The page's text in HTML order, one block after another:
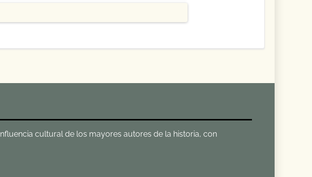
cultural de los mayores autores de la historia, con